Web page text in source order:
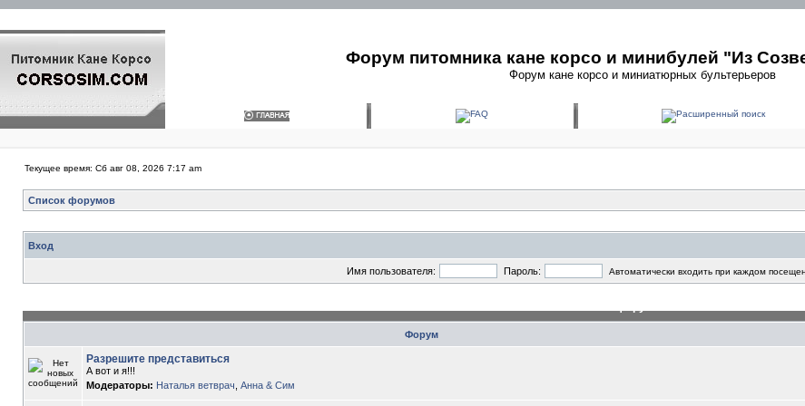
Форум питомника кане корсо и минибулей "Из
Форум кане корсо и миниатюрных бультерьеров
Текущее время: Сб авг 08, 2026 7:17 am
Список форумов
Вход
Имя пользователя: Пароль: Автоматически входить при каждом
Форум
Разрешите представиться
А вот и я!!!
Модераторы: Наталья ветврач Анна & Сим